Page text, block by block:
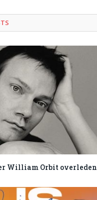
William Orbit overleden